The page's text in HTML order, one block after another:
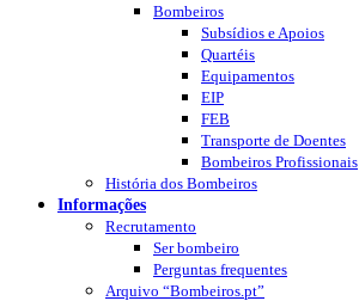
Bombeiros
Subsídios e Apoios
Quartéis
Equipamentos
EIP
FEB
Transporte de Doentes
Bombeiros Profissionais
História dos Bombeiros
Informações
Recrutamento
Ser bombeiro
Perguntas frequentes
Arquivo “Bombeiros.pt”